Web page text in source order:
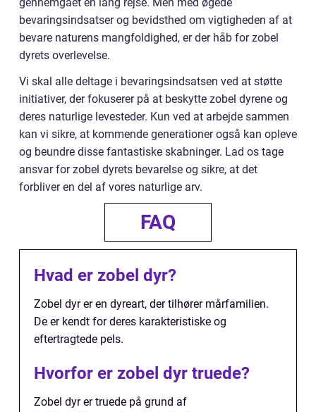
gennemgået en lang rejse. Men med øgede
bevaringsindsatser og bevidsthed om vigtigheden af at
bevare naturens mangfoldighed, er der håb for zobel
dyrets overlevelse.
Vi skal alle deltage i bevaringsindsatsen ved at støtte
initiativer, der fokuserer på at beskytte zobel dyrene og
deres naturlige levesteder. Kun ved at arbejde sammen
kan vi sikre, at kommende generationer også kan opleve
og beundre disse fantastiske skabninger. Lad os tage
ansvar for zobel dyrets bevarelse og sikre, at det
forbliver en del af vores naturlige arv.
FAQ
Hvad er zobel dyr?
Zobel dyr er en dyreart, der tilhører mårfamilien.
De er kendt for deres karakteristiske og
eftertragtede pels.
Hvorfor er zobel dyr truede?
Zobel dyr er truede på grund af